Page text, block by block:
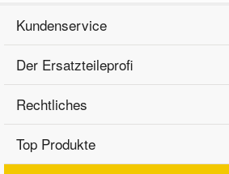
Kundenservice
Der Ersatzteileprofi
Rechtliches
Top Produkte